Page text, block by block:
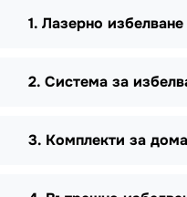
1. Лазерно
2. Система за
3. Комплекти за